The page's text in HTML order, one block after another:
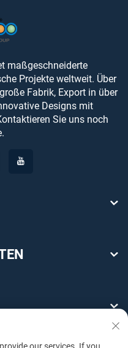
maßgeschneiderte
Projekte weltweit. Über
Fabrik, Export in über
Designs mit
Sie uns noch